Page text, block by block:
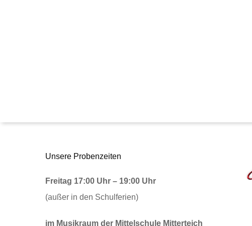
Unsere Probenzeiten
Freitag 17:00 Uhr – 19:00 Uhr
(außer in den Schulferien)
im Musikraum der Mittelschule Mitterteich